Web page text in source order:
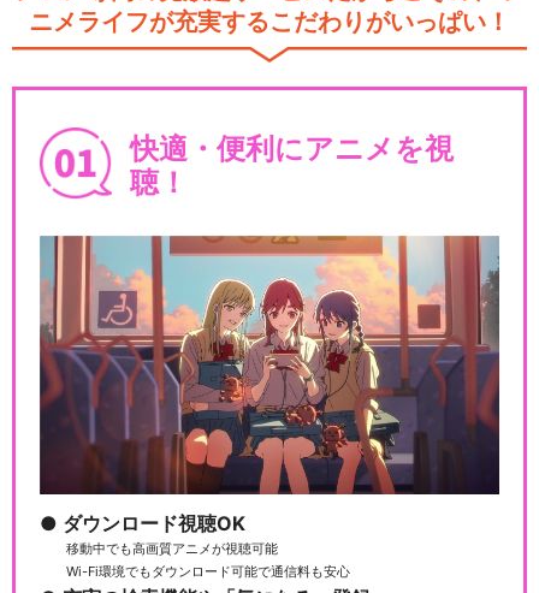
ニメライフが充実するこだわりがいっぱい！
快適・便利にアニメを視
聴！
ダウンロード視聴OK
移動中でも高画質アニメが視聴可能
Wi-Fi環境でもダウンロード可能で通信料も安心